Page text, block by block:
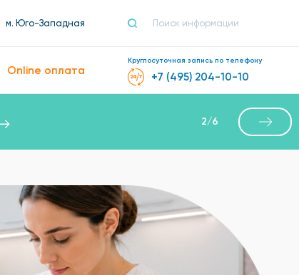
м. Юго-Западная
Online оплата
Круглосуточная запись по телефону
+7 (495) 204-10-10
2/6